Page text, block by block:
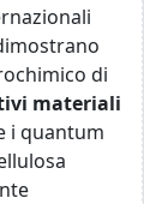
di
materiali
i quantum